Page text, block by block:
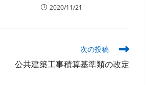
2020/11/21
次の投稿
公共建築工事積算基準類の改定